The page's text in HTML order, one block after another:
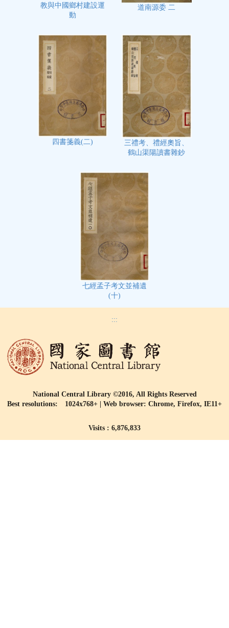
教與中國鄉村建設運
動
道南源委 二
四書箋義(二)
三禮考、禮經奧旨、
鶴山渠陽讀書雜鈔
七經孟子考文並補遺
(十)
:::
National Central Library ©2016, All Rights Reserved
Best resolutions: 1024x768+ | Web browser: Chrome, Firefox, IE11+
Visits : 6,876,833